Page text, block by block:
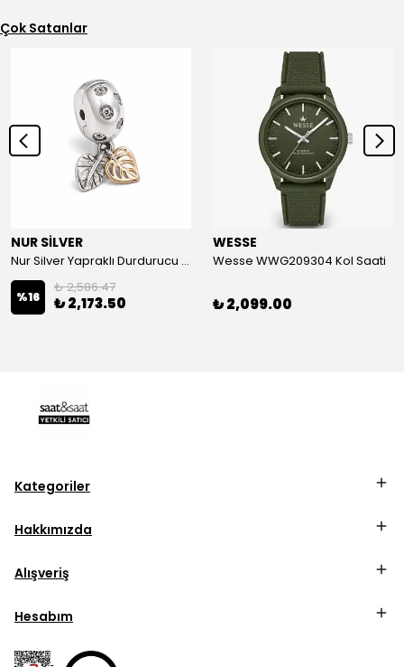
Çok Satanlar
NUR SİLVER
Nur Silver Yapraklı Durdurucu Gümüş Charm - NUR-CM00501
%16
₺ 2,586.47
₺ 2,173.50
WESSE
Wesse WWG209304 Kol Saati
₺ 2,099.00
Kategoriler
Hakkımızda
Alışveriş
Hesabım